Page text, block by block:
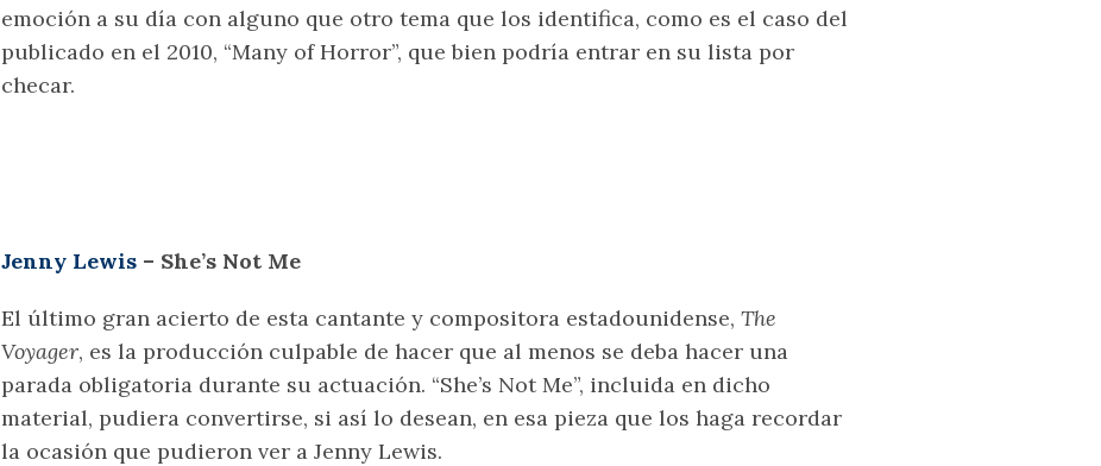
emoción a su día con alguno que otro tema que los identifica, como es el caso del
publicado en el 2010, “Many of Horror”, que bien podría entrar en su lista por
checar.
Jenny Lewis – She’s Not Me
El último gran acierto de esta cantante y compositora estadounidense, The
Voyager, es la producción culpable de hacer que al menos se deba hacer una
parada obligatoria durante su actuación. “She’s Not Me”, incluida en dicho
material, pudiera convertirse, si así lo desean, en esa pieza que los haga recordar
la ocasión que pudieron ver a Jenny Lewis.